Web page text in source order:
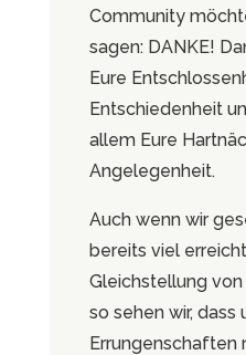
Community
sagen: DANKE!
Eure
Entschiedenheit
allem Eure
Angelegenheit.
Auch wenn wir
bereits viel
Gleichstellung von
so sehen wir, dass
Errungenschaften